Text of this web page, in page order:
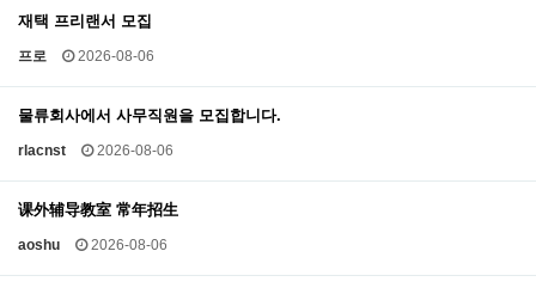
재택 프리랜서 모집
프로 2026-08-06
물류회사에서 사무직원을 모집합니다.
rlacnst 2026-08-06
课外辅导教室 常年招生
aoshu 2026-08-06